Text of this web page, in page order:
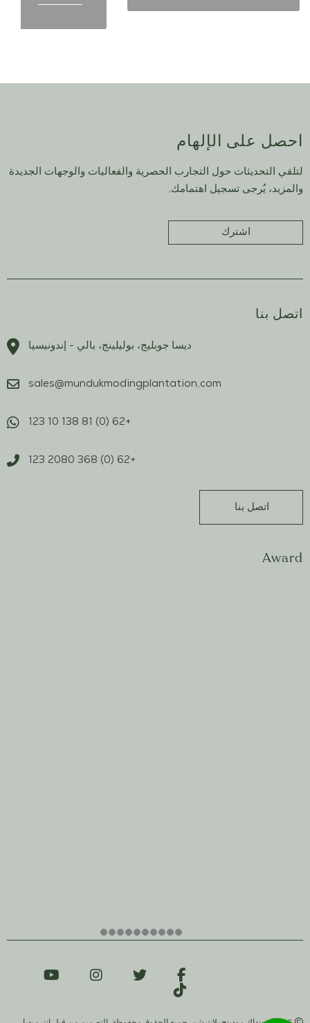
احصل على الإلهام
لتلقي التحديثات حول التجارب الحصرية والفعاليات والوجهات الجديدة
والمزيد، يُرجى تسجيل اهتمامك.
اشترك
اتصل بنا
ديسا جوبليج، بوليلينج، بالي - إندونيسيا
sales@mundukmodingplantation.com
+62 (0) 81 138 10 123
+62 (0) 368 2080 123
اتصل بنا
Award